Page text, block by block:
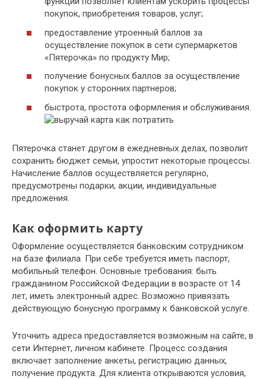
покупок, приобретения товаров, услуг;
предоставление утроенный баллов за
осуществление покупок в сети супермаркетов
«Пятерочка» по продукту Мир;
получение бонусных баллов за осуществление
покупок у сторонних партнеров;
быстрота, простота оформления и обслуживания.
Пятерочка станет другом в ежедневных делах, позволит
сохранить бюджет семьи, упростит некоторые процессы.
Начисление баллов осуществляется регулярно,
предусмотрены подарки, акции, индивидуальные
предложения.
Как оформить карту
Оформление осуществляется банковским сотрудником
на базе филиала. При себе требуется иметь паспорт,
мобильный телефон. Основные требования: быть
гражданином Российской Федерации в возрасте от 14
лет, иметь электронный адрес. Возможно привязать
действующую бонусную программу к банковской услуге.
Уточнить адреса предоставляется возможным на сайте, в
сети Интернет, личном кабинете. Процесс создания
включает заполнение анкеты, регистрацию данных,
получение продукта. Для клиента открываются условия,